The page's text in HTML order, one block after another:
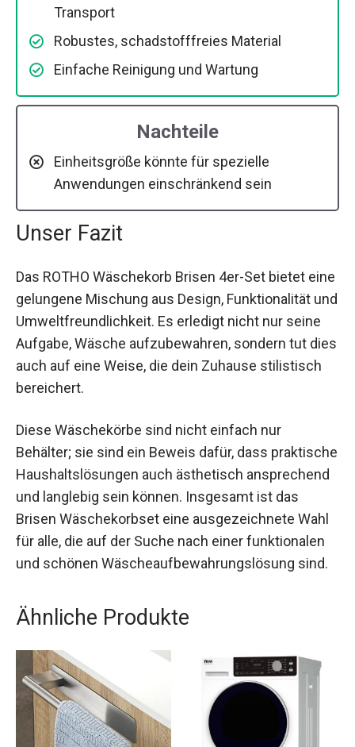
Transport
Robustes, schadstofffreies Material
Einfache Reinigung und Wartung
Nachteile
Einheitsgröße könnte für spezielle
Anwendungen einschränkend sein
Unser Fazit
Das ROTHO Wäschekorb Brisen 4er-Set bietet eine
gelungene Mischung aus Design, Funktionalität und
Umweltfreundlichkeit. Es erledigt nicht nur seine
Aufgabe, Wäsche aufzubewahren, sondern tut dies
auch auf eine Weise, die dein Zuhause stilistisch
bereichert.
Diese Wäschekörbe sind nicht einfach nur
Behälter; sie sind ein Beweis dafür, dass praktische
Haushaltslösungen auch ästhetisch ansprechend
und langlebig sein können. Insgesamt ist das
Brisen Wäschekorbset eine ausgezeichnete Wahl
für alle, die auf der Suche nach einer funktionalen
und schönen Wäscheaufbewahrungslösung sind.
Ähnliche Produkte